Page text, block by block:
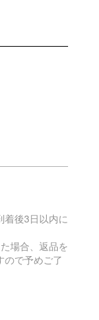
着後3日以内に
場合、返品を
ので予めご了